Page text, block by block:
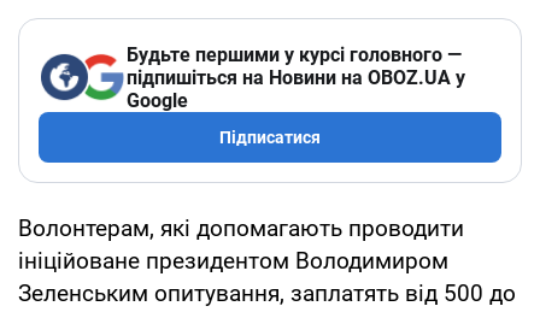
Будьте першими у курсі головного —
підпишіться на Новини на OBOZ.UA у
Google
Підписатися
Волонтерам, які допомагають проводити
ініційоване президентом Володимиром
Зеленським опитування, заплатять від 500 до